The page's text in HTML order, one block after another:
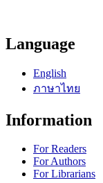
Language
English
ภาษาไทย
Information
For Readers
For Authors
For Librarians